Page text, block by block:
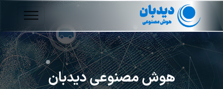
هوش مصنوعی دیدبان